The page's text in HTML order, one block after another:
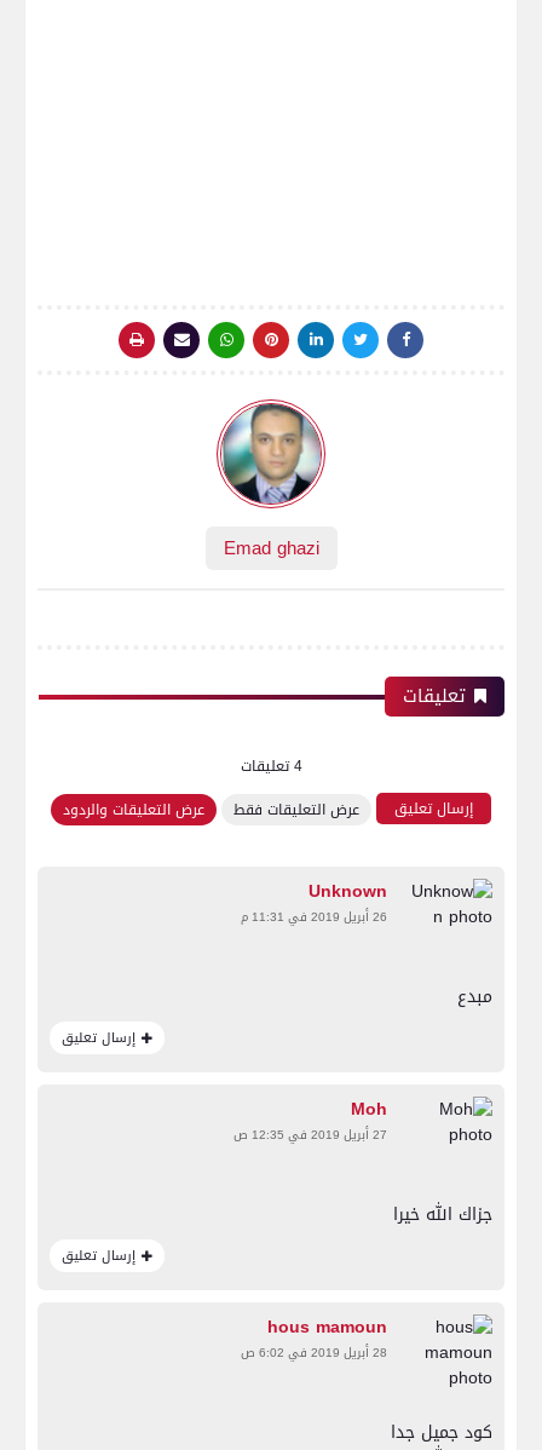
Emad ghazi
تعليقات
4 تعليقات
إرسال تعليق
عرض التعليقات فقط عرض التعليقات والردود
Unknown
26 أبريل 2019 في 11:31 م
مبدع
إرسال تعليق
Moh
27 أبريل 2019 في 12:35 ص
جزاك الله خيرا
إرسال تعليق
hous mamoun
28 أبريل 2019 في 6:02 ص
كود جميل جدا